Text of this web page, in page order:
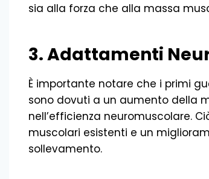
sia alla forza che alla massa
3. Adattamenti
È importante notare che i primi
sono dovuti a un aumento della
nell’efficienza neuromuscolare.
muscolari esistenti e un
sollevamento.